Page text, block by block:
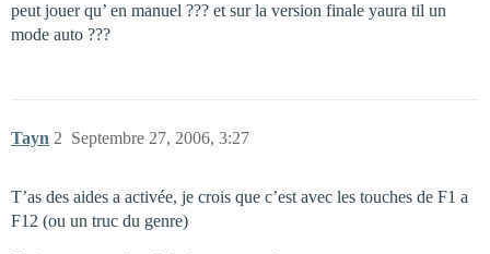
peut jouer qu’ en manuel ??? et sur la version finale yaura til un
mode auto ???
Tayn Septembre 27, 2006, 3:27
2
T’as des aides a activée, je crois que c’est avec les touches de F1 a
F12 (ou un truc du genre)